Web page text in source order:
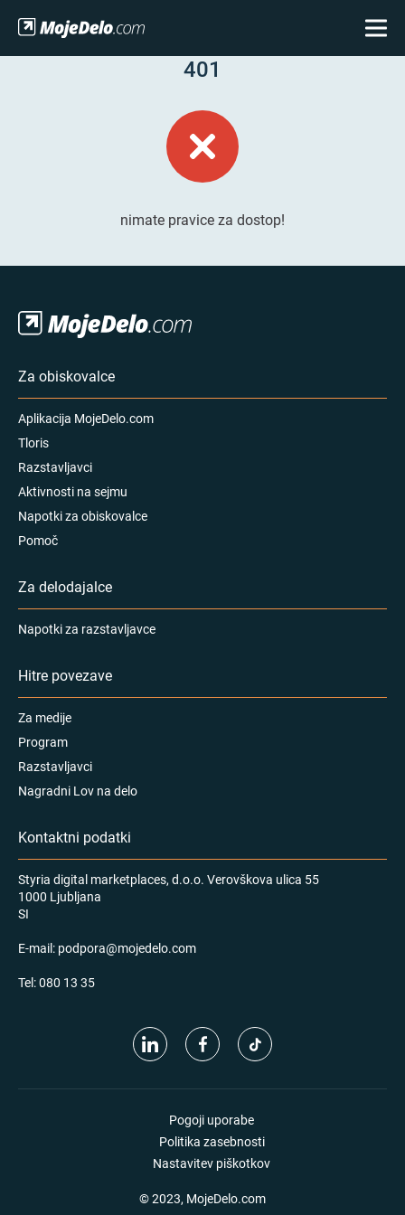
401
nimate pravice za dostop!
Za obiskovalce
Aplikacija MojeDelo.com
Tloris
Razstavljavci
Aktivnosti na sejmu
Napotki za obiskovalce
Pomoč
Za delodajalce
Napotki za razstavljavce
Hitre povezave
Za medije
Program
Razstavljavci
Nagradni Lov na delo
Kontaktni podatki
Styria digital marketplaces, d.o.o. Verovškova ulica 55
1000 Ljubljana
SI
E-mail: podpora@mojedelo.com
Tel:080 13 35
Pogoji uporabe
Politika zasebnosti
Nastavitev piškotkov
© 2023, MojeDelo.com